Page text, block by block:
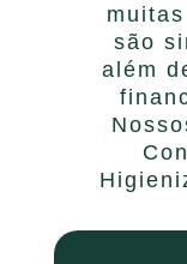
são
além